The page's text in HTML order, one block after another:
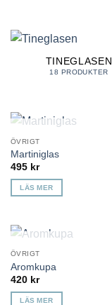
TINEGLASEN
18 PRODUKTER
ÖVRIGT
Martiniglas
495 kr
LÄS MER
ÖVRIGT
Aromkupa
420 kr
LÄS MER